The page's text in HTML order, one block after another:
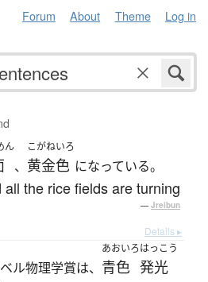
Forum About Theme Log in
ん
、
こがねいろ
黄金色 になっている。
the rice fields are turning
— Jreibun
Details ▸
ル物理学賞は、
あおいろ
青色
はっこう
発光